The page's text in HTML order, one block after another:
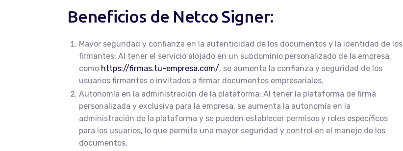
Beneficios de Netco Signer:
Mayor seguridad y confianza en la autenticidad de los documentos y la identidad de los
firmantes: Al tener el servicio alojado en un subdominio personalizado de la empresa,
como https://firmas.tu-empresa.com/, se aumenta la confianza y seguridad de los
usuarios firmantes o invitados a firmar documentos empresariales.
Autonomía en la administración de la plataforma: Al tener la plataforma de firma
personalizada y exclusiva para la empresa, se aumenta la autonomía en la
administración de la plataforma y se pueden establecer permisos y roles específicos
para los usuarios, lo que permite una mayor seguridad y control en el manejo de los
documentos.